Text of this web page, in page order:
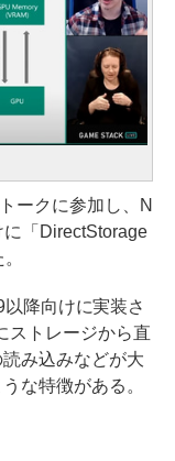
ークに参加し、N
「DirectStorage
降向けに実装さ
ストレージから直
み込みなどが大
な特徴がある。